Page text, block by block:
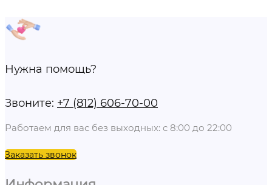
Нужна помощь?
Звоните: +7 (812) 606-70-00
Работаем для вас без выходных: с 8:00 до 22:00
Заказать звонок